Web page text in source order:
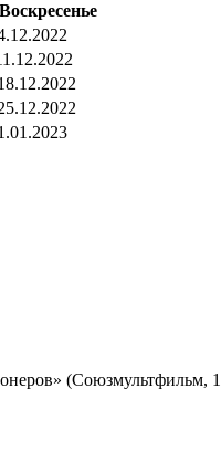
Воскресенье
(Союзмультфильм,